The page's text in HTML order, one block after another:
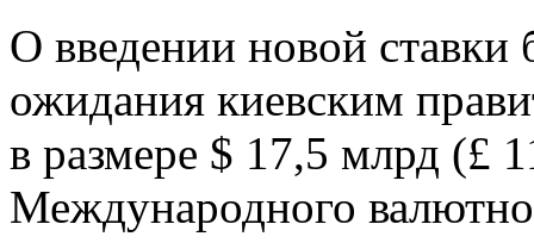
О введении новой ставки
ожидания киевским
в размере $ 17,5 млрд (£
Международного